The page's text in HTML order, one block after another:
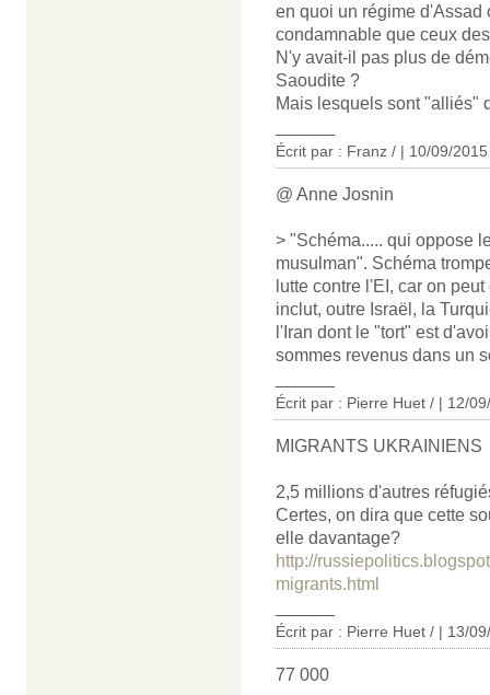
en quoi un régime
condamnable que ceux
N'y avait-il pas plus de
Saoudite ?
Mais lesquels sont "alliés"
Écrit par : Franz / | 10/09/2015
@ Anne Josnin
> "Schéma..... qui oppose
musulman". Schéma
lutte contre l'EI, car on
inclut, outre Israël, la
l'Iran dont le "tort" est
sommes revenus dans un
Écrit par : Pierre Huet / | 12/
MIGRANTS UKRAINIENS
2,5 millions d'autres
Certes, on dira que cette
elle davantage?
http://
migrants.html
Écrit par : Pierre Huet / | 13/
77 000